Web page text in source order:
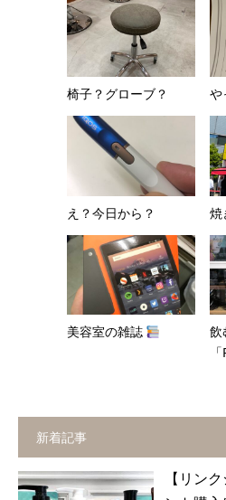
椅子？グローブ？ や
え？今日から？ 焼
美容室の雑誌
飲
新着記事
【リン